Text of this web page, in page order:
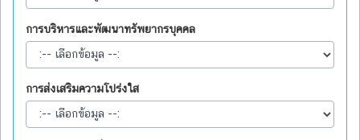
การบริหารและพัฒนาทรัพยากรบุคคล
การส่งเสริมความโปร่งใส